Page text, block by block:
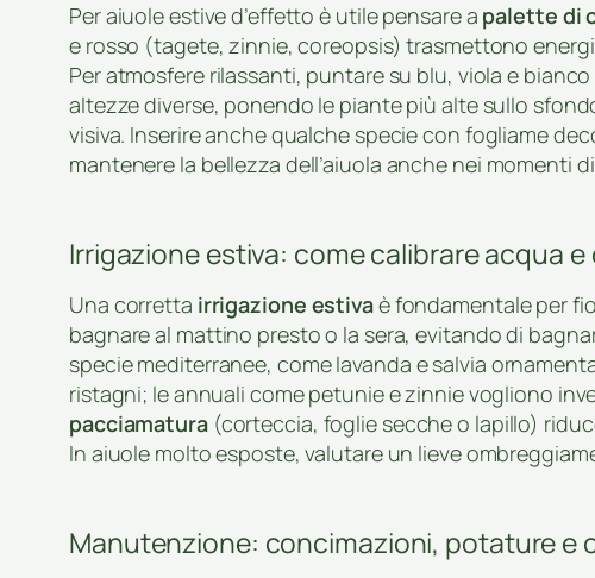
Per aiuole estive d’effetto è utile pensare a palette di
e rosso (tagete, zinnie, coreopsis) trasmettono
Per atmosfere rilassanti, puntare su blu, viola e
altezze diverse, ponendo le piante più alte sullo
visiva. Inserire anche qualche specie con fogliame
mantenere la bellezza dell’aiuola anche nei momenti
Irrigazione estiva: come calibrare acqua e
Una corretta irrigazione estivaè fondamentale per
bagnare al mattino presto o la sera, evitando di
specie mediterranee, come lavanda e salvia
ristagni; le annuali come petunie e zinnie vogliono
pacciamatura(corteccia, foglie secche o lapillo)
In aiuole molto esposte, valutare un lieve
Manutenzione: concimazioni, potature e